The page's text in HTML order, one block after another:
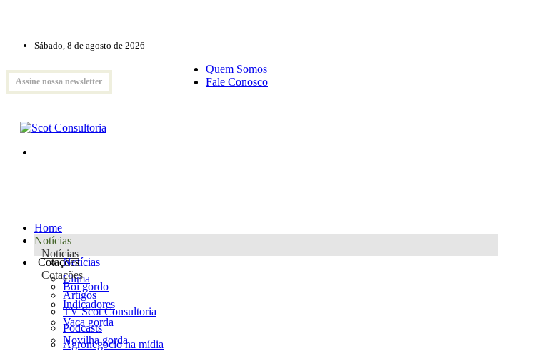
Sábado, 8 de agosto de 2026
Assine nossa newsletter
Quem Somos
Fale Conosco
Home
Notícias
Notícias
Notícias
Clima
Artigos
TV Scot Consultoria
Podcasts
Agronegócio na mídia
Cotações
Cotações
Boi gordo
Indicadores
Vaca gorda
Novilha gorda